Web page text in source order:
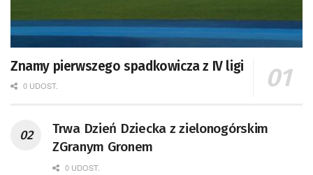
Znamy pierwszego spadkowicza z IV ligi
0 UDOST.
Trwa Dzień Dziecka z zielonogórskim
ZGranym Gronem
0 UDOST.